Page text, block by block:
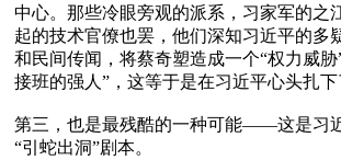
中心。那些冷眼旁观的派系，习家军的之
起的技术官僚也罢，他们深知习近平的多
和民间传闻，将蔡奇塑造成一个“权力威胁
接班的强人”，这等于是在习近平心头扎下
第三，也是最残酷的一种可能——这是习
“引蛇出洞”剧本。